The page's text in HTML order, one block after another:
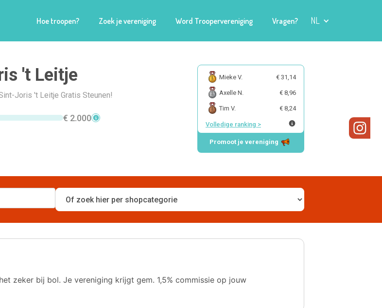
Hoe troopen? Zoek je vereniging Word Troopervereniging Vragen? NL
't Leitje
Joris 't Leitje Gratis Steunen!
€ 2.000
Mieke V. € 31,14
Axelle N. € 8,96
Tim V. € 8,24
Volledige ranking >
Promoot je vereniging
zeker bij bol. Je vereniging krijgt gem. 1,5% commissie op jouw